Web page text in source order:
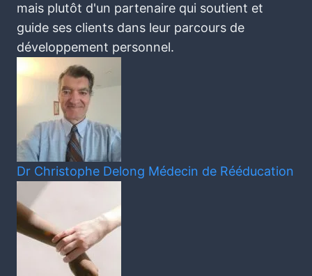
mais plutôt d'un partenaire qui soutient et
guide ses clients dans leur parcours de
développement personnel.
Dr Christophe Delong Médecin de Rééducation